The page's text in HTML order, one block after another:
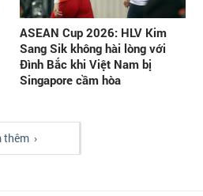
ASEAN Cup 2026: HLV Kim
Sang Sik không hài lòng với
Đình Bắc khi Việt Nam bị
Singapore cầm hòa
thêm ›